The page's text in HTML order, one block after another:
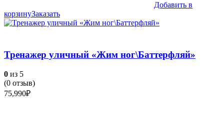
Добавить в
корзинуЗаказать
Тренажер уличный «Жим ног\Баттерфляй»
0 из 5
(0 отзыв)
75,990₽